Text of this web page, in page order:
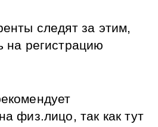
следят за этим,
на регистрацию
физ.лицо, так как тут